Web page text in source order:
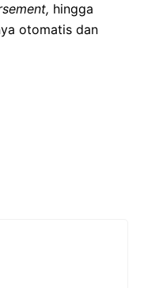
hingga
otomatis dan